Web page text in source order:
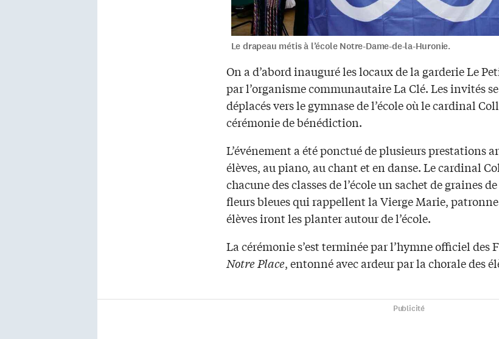
Le drapeau métis à l’école Notre-Dame-de-la-Huronie.
On a d’abord inauguré les locaux de la garderie Le
par l’organisme communautaire La Clé. Les invités
déplacés vers le gymnase de l’école où le cardinal
cérémonie de bénédiction.
L’événement a été ponctué de plusieurs prestations
élèves, au piano, au chant et en danse. Le cardinal
chacune des classes de l’école un sachet de graines
fleurs bleues qui rappellent la Vierge Marie, patronne
élèves iront les planter autour de l’école.
La cérémonie s’est terminée par l’hymne officiel des
Notre Place, entonné avec ardeur par la chorale des
Publicité